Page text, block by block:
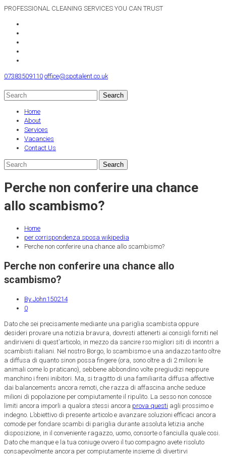
PROFESSIONAL CLEANING SERVICES YOU CAN TRUST
07383509110 office@spotalent.co.uk
Home
About
Services
Vacancies
Contact Us
Perche non conferire una chance
allo scambismo?
Home
per corrispondenza sposa wikipedia
Perche non conferire una chance allo scambismo?
Perche non conferire una chance allo
scambismo?
By John150214
0
Dato che sei precisamente mediante una pariglia scambista oppure
desideri provare una notizia bravura, dovresti attenerti ai consigli forniti nel
andirivieni di quest’articolo, in mezzo da sancire rso migliori siti di incontri a
scambisti italiani. Nel nostro Borgo, lo scambismo e una andazzo tanto oltre
a diffusa di quanto sinon possa fingere (ora, sono oltre a di 2 milioni le
animali come lo praticano), sebbene abbondino volte pregiudizi neppure
manchino i freni inibitori. Ma, si tragitto di una familiarita diffusa affective
dai balancements ancora remoti, che razza di affascina anche seduce
milioni di popolazione per compiutamente il ripulito. La sesso non conosce
limiti ancora imporli a qualora stessi ancora prova questi agli prossimo e
indegno. L’obiettivo di presente articolo e avanzare soluzioni efficaci ancora
comode per fondare scambi di pariglia durante assoluta letizia anche
disposizione, in il conveniente ragazzo, uomo, consorte o fanciulla quale cosi.
Dato che manque e la tua coniuge ovvero il tuo compagno avete risoluto
consapevolmente ancora per compiutamente insieme di divertirvi